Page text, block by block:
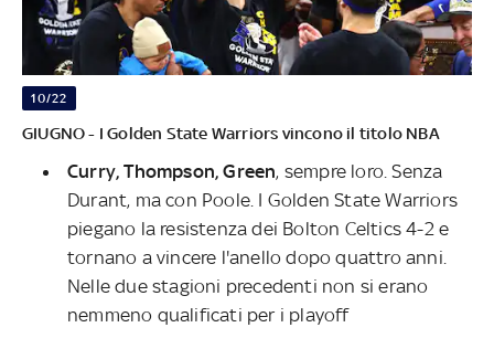
10/22
GIUGNO - I Golden State Warriors vincono il titolo NBA
Curry, Thompson, Green, sempre loro. Senza
Durant, ma con Poole. I Golden State Warriors
piegano la resistenza dei Bolton Celtics 4-2 e
tornano a vincere l'anello dopo quattro anni.
Nelle due stagioni precedenti non si erano
nemmeno qualificati per i playoff